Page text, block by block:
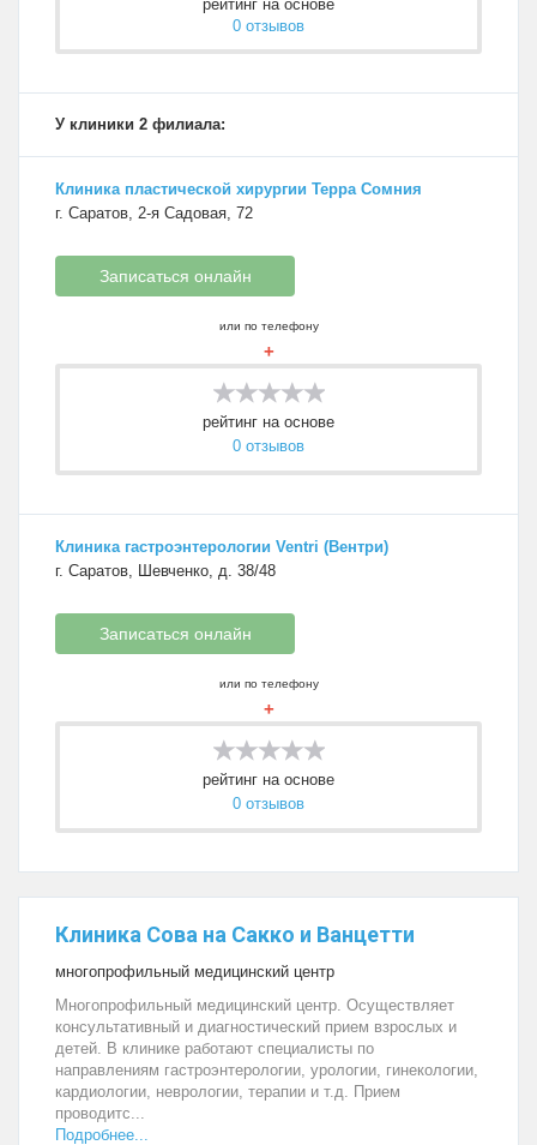
рейтинг на основе
0 отзывов
У клиники 2 филиала:
Клиника пластической хирургии Терра Сомния
г. Саратов, 2-я Садовая, 72
Записаться онлайн
или по телефону
+
рейтинг на основе
0 отзывов
Клиника гастроэнтерологии Ventri (Вентри)
г. Саратов, Шевченко, д. 38/48
Записаться онлайн
или по телефону
+
рейтинг на основе
0 отзывов
Клиника Сова на Сакко и Ванцетти
многопрофильный медицинский центр
Многопрофильный медицинский центр. Осуществляет
консультативный и диагностический прием взрослых и
детей. В клинике работают специалисты по
направлениям гастроэнтерологии, урологии, гинекологии,
кардиологии, неврологии, терапии и т.д. Прием
проводитс...
Подробнее...